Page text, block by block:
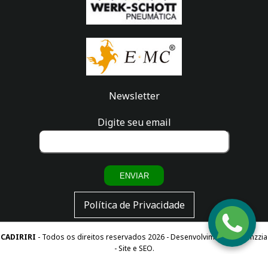
Newsletter
Digite seu email
ENVIAR
Política de Privacidade
Fale
com a
gente!
CADIRIRI - Todos os direitos reservados 2026 -Desenvolvimento -Agenzzia
- Site e SEO.